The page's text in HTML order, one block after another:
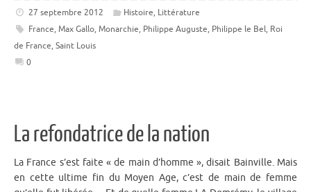
27 septembre 2012 Histoire, Littérature
France, Max Gallo, Monarchie, Philippe Auguste, Philippe le Bel, Roi
de France, Saint Louis
0
La refondatrice de la nation
La France s’est faite « de main d’homme », disait Bainville. Mais
en cette ultime fin du Moyen Age, c’est de main de femme